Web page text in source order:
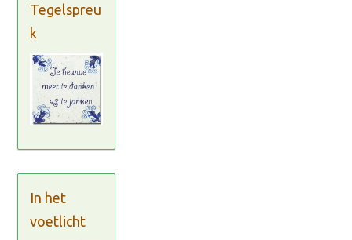
Tegelspreu
k
In het
voetlicht